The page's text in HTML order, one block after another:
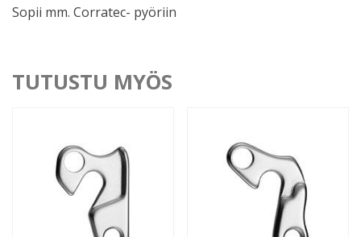
Sopii mm. Corratec- pyöriin
TUTUSTU MYÖS